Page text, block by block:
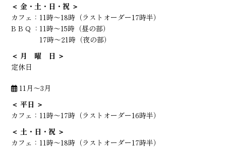
＜ 金・土・日・祝 ＞
カフェ： 11時～18時（ラストオーダー17時半）
B B Q ：11時～15時（昼の部）
17時～21時（夜の部）
＜ 月 曜 日 ＞
定休日
11月～3月
＜ 平日 ＞
カフェ： 11時～17時（ラストオーダー16時半）
＜ 土・日・祝 ＞
カフェ： 11時～18時（ラストオーダー17時半）